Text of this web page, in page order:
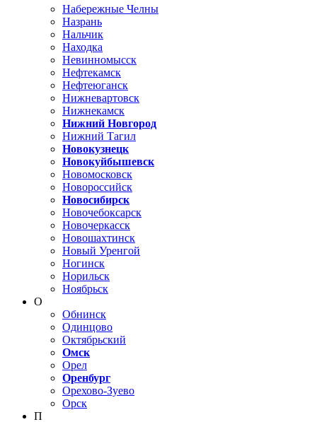
Набережные Челны
Назрань
Нальчик
Находка
Невинномысск
Нефтекамск
Нефтеюганск
Нижневартовск
Нижнекамск
Нижний Новгород
Нижний Тагил
Новокузнецк
Новокуйбышевск
Новомосковск
Новороссийск
Новосибирск
Новочебоксарск
Новочеркасск
Новошахтинск
Новый Уренгой
Ногинск
Норильск
Ноябрьск
О
Обнинск
Одинцово
Октябрьский
Омск
Орел
Оренбург
Орехово-Зуево
Орск
П